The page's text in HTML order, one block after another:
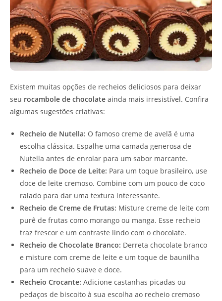
Existem muitas opções de recheios deliciosos para deixar
seu rocambole de chocolate ainda mais irresistível. Confira
algumas sugestões criativas:
Recheio de Nutella: O famoso creme de avelã é uma
escolha clássica. Espalhe uma camada generosa de
Nutella antes de enrolar para um sabor marcante.
Recheio de Doce de Leite: Para um toque brasileiro, use
doce de leite cremoso. Combine com um pouco de coco
ralado para dar uma textura interessante.
Recheio de Creme de Frutas: Misture creme de leite com
purê de frutas como morango ou manga. Esse recheio
traz frescor e um contraste lindo com o chocolate.
Recheio de Chocolate Branco: Derreta chocolate branco
e misture com creme de leite e um toque de baunilha
para um recheio suave e doce.
Recheio Crocante: Adicione castanhas picadas ou
pedaços de biscoito à sua escolha ao recheio cremoso